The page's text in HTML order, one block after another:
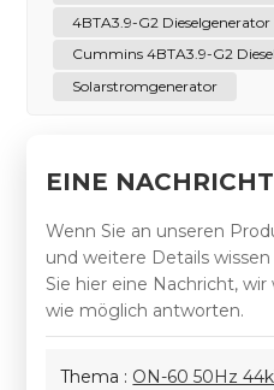
4BTA3.9-G2 Dieselgenerator
Cummins 4BTA3.9-G2
Solarstromgenerator
EINE
Wenn Sie an unseren
und weitere Details
Sie hier eine Nachricht, wir
wie möglich antworten.
Thema : ON-60 50Hz